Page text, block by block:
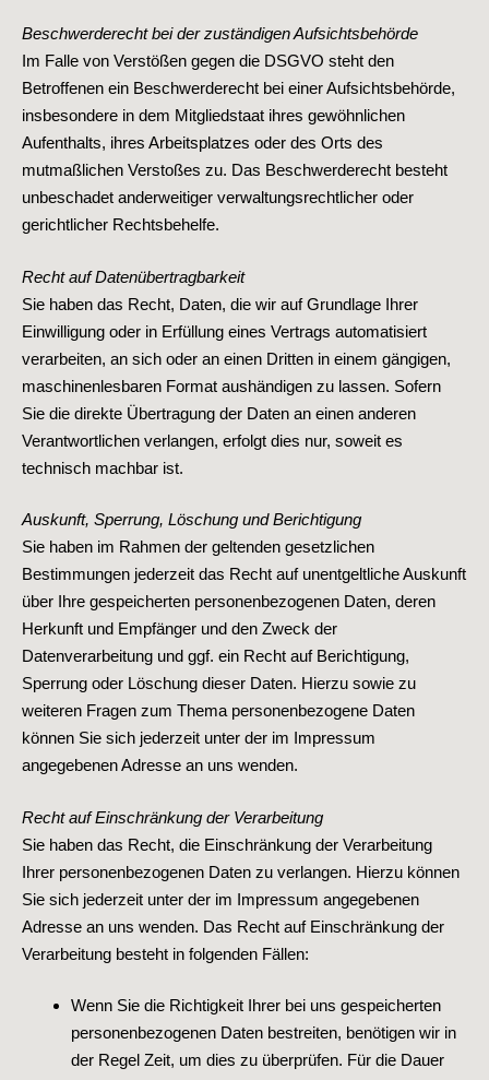
Beschwerderecht bei der zuständigen Aufsichtsbehörde
Im Falle von Verstößen gegen die DSGVO steht den
Betroffenen ein Beschwerderecht bei einer Aufsichtsbehörde,
insbesondere in dem Mitgliedstaat ihres gewöhnlichen
Aufenthalts, ihres Arbeitsplatzes oder des Orts des
mutmaßlichen Verstoßes zu. Das Beschwerderecht besteht
unbeschadet anderweitiger verwaltungsrechtlicher oder
gerichtlicher Rechtsbehelfe.
Recht auf Datenübertragbarkeit
Sie haben das Recht, Daten, die wir auf Grundlage Ihrer
Einwilligung oder in Erfüllung eines Vertrags automatisiert
verarbeiten, an sich oder an einen Dritten in einem gängigen,
maschinenlesbaren Format aushändigen zu lassen. Sofern
Sie die direkte Übertragung der Daten an einen anderen
Verantwortlichen verlangen, erfolgt dies nur, soweit es
technisch machbar ist.
Auskunft, Sperrung, Löschung und Berichtigung
Sie haben im Rahmen der geltenden gesetzlichen
Bestimmungen jederzeit das Recht auf unentgeltliche Auskunft
über Ihre gespeicherten personenbezogenen Daten, deren
Herkunft und Empfänger und den Zweck der
Datenverarbeitung und ggf. ein Recht auf Berichtigung,
Sperrung oder Löschung dieser Daten. Hierzu sowie zu
weiteren Fragen zum Thema personenbezogene Daten
können Sie sich jederzeit unter der im Impressum
angegebenen Adresse an uns wenden.
Recht auf Einschränkung der Verarbeitung
Sie haben das Recht, die Einschränkung der Verarbeitung
Ihrer personenbezogenen Daten zu verlangen. Hierzu können
Sie sich jederzeit unter der im Impressum angegebenen
Adresse an uns wenden. Das Recht auf Einschränkung der
Verarbeitung besteht in folgenden Fällen:
Wenn Sie die Richtigkeit Ihrer bei uns gespeicherten
personenbezogenen Daten bestreiten, benötigen wir in
der Regel Zeit, um dies zu überprüfen. Für die Dauer